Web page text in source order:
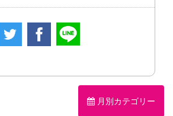
月別カテゴリー